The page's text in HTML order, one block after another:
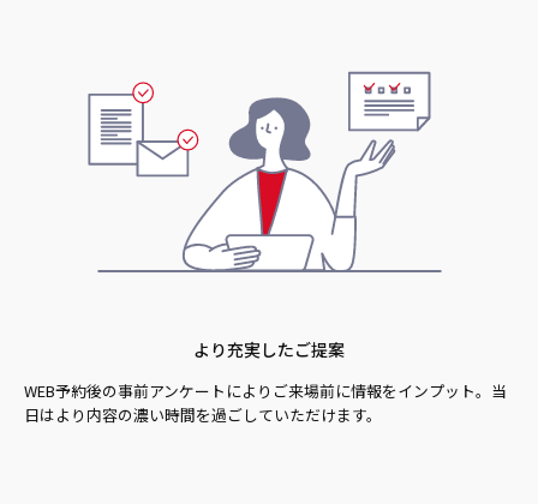
より充実したご提案
WEB予約後の事前アンケートによりご来場前に情報をインプット。当
日はより内容の濃い時間を過ごしていただけます。